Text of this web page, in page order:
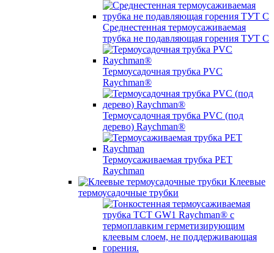
Среднестенная термоусаживаемая
трубка не подавляющая горения ТУТ С
Термоусадочная трубка PVC
Raychman®
Термоусадочная трубка PVC (под
дерево) Raychman®
Термоусаживаемая трубка PET
Raychman
Клеевые
термоусадочные трубки